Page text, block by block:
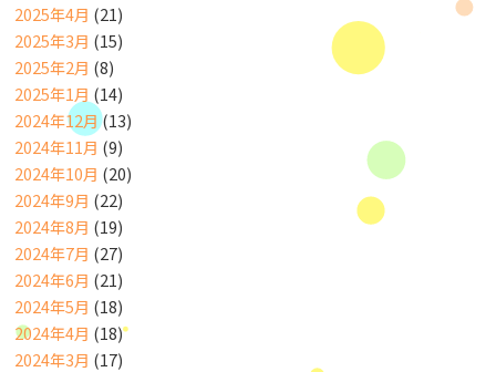
2025年4月 (21)
2025年3月 (15)
2025年2月 (8)
2025年1月 (14)
2024年12月(13)
2024年11月 (9)
2024年10月 (20)
2024年9月 (22)
2024年8月 (19)
2024年7月 (27)
2024年6月 (21)
2024年5月 (18)
2024年4月 (18)
2024年3月 (17)